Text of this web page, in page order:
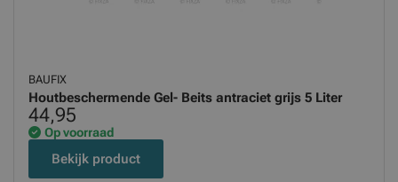
BAUFIX
Houtbeschermende Gel- Beits antraciet grijs 5 Liter
44,95
Op voorraad
Bekijk product